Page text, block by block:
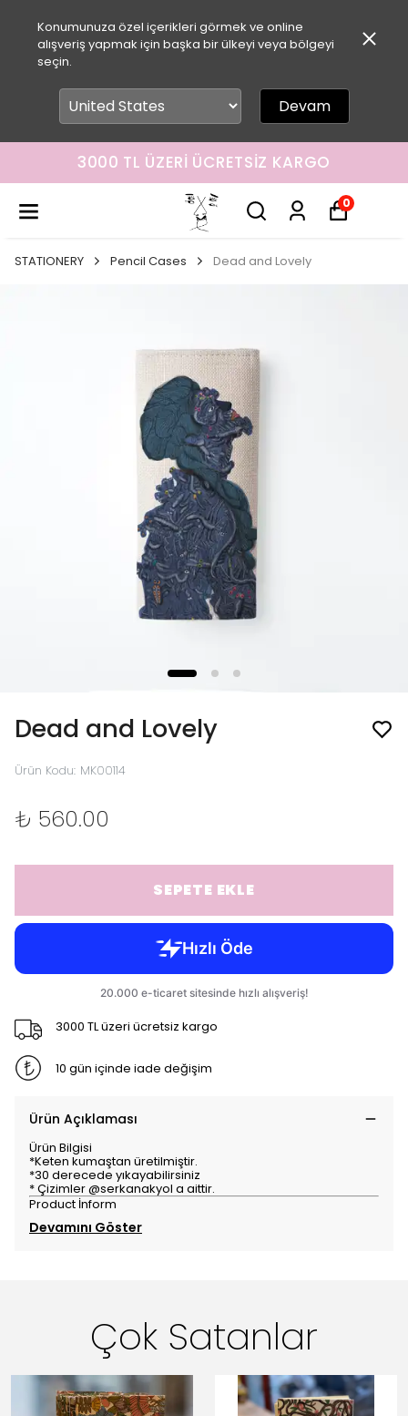
Konumunuza özel içerikleri görmek ve online
alışveriş yapmak için başka bir ülkeyi veya bölgeyi
seçin.
Devam
3000 TL ÜZERI ÜCRETSIZ KARGO
0
STATIONERY Pencil Cases Dead and Lovely
Dead and Lovely
Ürün Kodu: MK00114
₺ 560.00
SEPETE EKLE
3000 TL üzeri ücretsiz kargo
10 gün içinde iade değişim
Ürün Açıklaması
Ürün Bilgisi
*Keten kumaştan üretilmiştir.
*30 derecede yıkayabilirsiniz
* Çizimler @serkanakyol a aittir.
Product İnform
Devamını Göster
Çok Satanlar